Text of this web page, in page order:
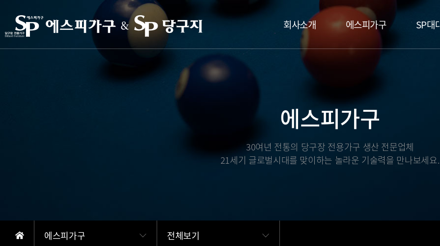
메인 메뉴
회사소개 에스피가구 SP대
에스피가구
30여년 전통의 당구장 전용가구 생산 전문업체
21세기 글로벌시대를 맞이하는 놀라운 기술력을 만나보세요.
에스피가구 전체보기